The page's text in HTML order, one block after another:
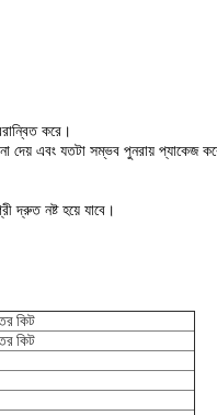
করে।
দেয় এবং যতটা সম্ভব পুনরায় প্যাকেজ
দ্রুত নষ্ট হয়ে যাবে।
কিট
কিট